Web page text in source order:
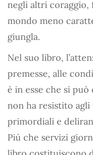
negli altri coraggio,
mondo meno
giungla.
Nel suo libro,
premesse, alle
è in esse che si
non ha resistito
primordiali e
Piú che servizi